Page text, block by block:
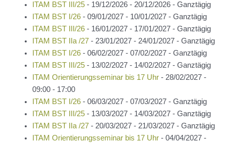
ITAM BST III/25- 19/12/2026 - 20/12/2026 - Ganztägig
ITAM BST I/26- 09/01/2027 - 10/01/2027 - Ganztägig
ITAM BST III/26- 16/01/2027 - 17/01/2027 - Ganztägig
ITAM BST IIa /27- 23/01/2027 - 24/01/2027 - Ganztägig
ITAM BST I/26- 06/02/2027 - 07/02/2027 - Ganztägig
ITAM BST III/25- 13/02/2027 - 14/02/2027 - Ganztägig
ITAM Orientierungsseminar bis 17 Uhr- 28/02/2027 -
09:00 - 17:00
ITAM BST I/26- 06/03/2027 - 07/03/2027 - Ganztägig
ITAM BST III/25- 13/03/2027 - 14/03/2027 - Ganztägig
ITAM BST IIa /27- 20/03/2027 - 21/03/2027 - Ganztägig
ITAM Orientierungsseminar bis 17 Uhr- 04/04/2027 -